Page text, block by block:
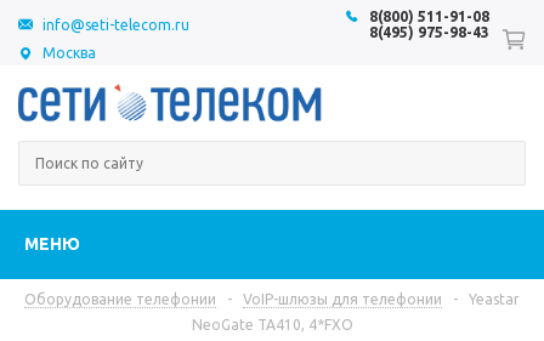
Москва
8(800) 511-91-08
8(495) 975-98-43
info@seti-telecom.ru
МЕНЮ
Оборудование телефонии - VoIP-шлюзы для телефонии -
Yeastar
NeoGate TA410, 4*FXO